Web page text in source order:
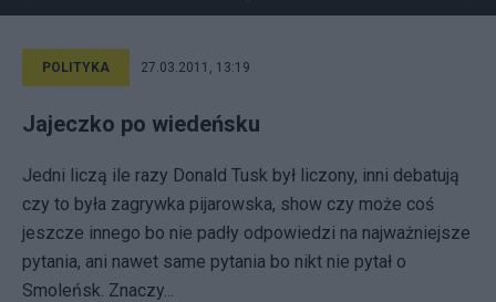
POLITYKA 27.03.2011, 13:19
Jajeczko po wiedeńsku
Jedni liczą ile razy Donald Tusk był liczony, inni debatują
czy to była zagrywka pijarowska, show czy może coś
jeszcze innego bo nie padły odpowiedzi na najważniejsze
pytania, ani nawet same pytania bo nikt nie pytał o
Smoleńsk. Znaczy...